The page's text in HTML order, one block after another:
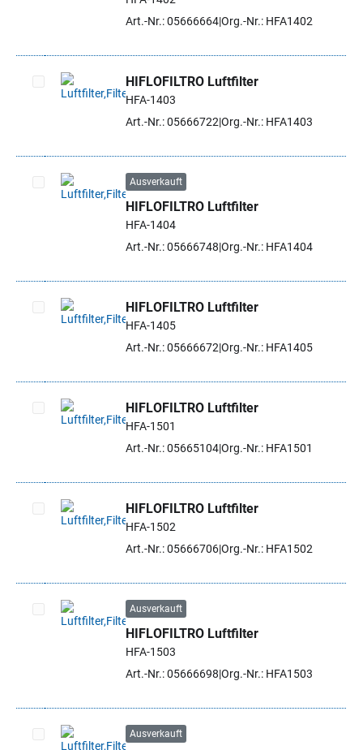
Artikel auswählenArt.-Nr.: 05666664Org.-Nr.: HFA1402
Artikel auswählen
HIFLOFILTRO Luftfilter
HFA-1403
Art.-Nr.: 05666722 Org.-Nr.: HFA1403
Artikel auswählen
Ausverkauft
HIFLOFILTRO Luftfilter
HFA-1404
Art.-Nr.: 05666748 Org.-Nr.: HFA1404
Artikel auswählen
HIFLOFILTRO Luftfilter
HFA-1405
Art.-Nr.: 05666672 Org.-Nr.: HFA1405
Artikel auswählen
HIFLOFILTRO Luftfilter
HFA-1501
Art.-Nr.: 05665104Org.-Nr.: HFA1501
Artikel auswählen
HIFLOFILTRO Luftfilter
HFA-1502
Art.-Nr.: 05666706Org.-Nr.: HFA1502
Artikel auswählen
Ausverkauft
HIFLOFILTRO Luftfilter
HFA-1503
Art.-Nr.: 05666698 Org.-Nr.: HFA1503
Ausverkauft